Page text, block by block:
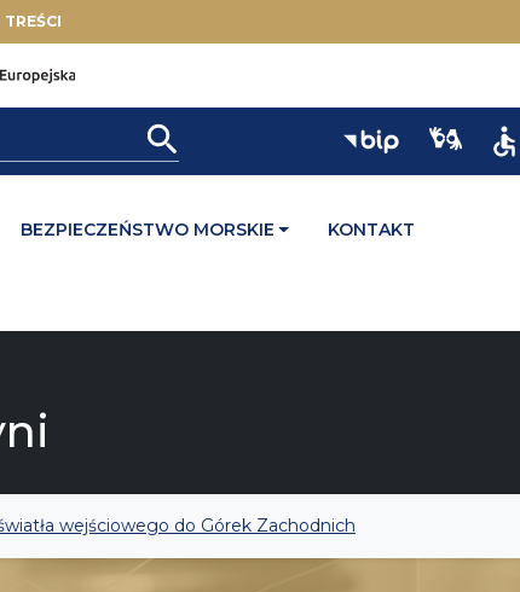
BEZPIECZEŃSTWO MORSKIE KONTAKT
wejściowego do Górek Zachodnich